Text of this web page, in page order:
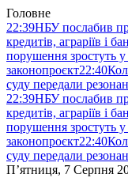
Головне
22:39НБУ послабив
кредитів, аграріїв і
порушення зростуть
законопроєкт22:40
суду передали
22:39НБУ послабив
кредитів, аграріїв і
порушення зростуть
законопроєкт22:40
суду передали
П’ятниця, 7 Серпня